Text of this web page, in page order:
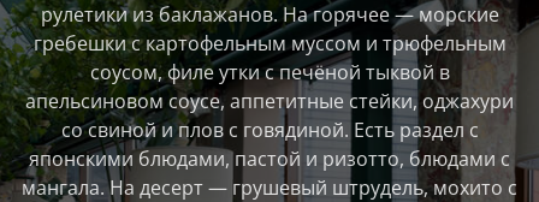
рулетики из баклажанов. На горячее — морские
гребешки с картофельным муссом и трюфельным
соусом, филе утки с печёной тыквой в
апельсиновом соусе, аппетитные стейки, оджахури
со свиной и плов с говядиной. Есть раздел с
японскими блюдами, пастой и ризотто, блюдами с
мангала. На десерт — грушевый штрудель, мохито с